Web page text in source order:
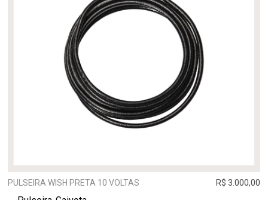
PULSEIRA WISH PRETA 10 VOLTAS R$ 3.000,00